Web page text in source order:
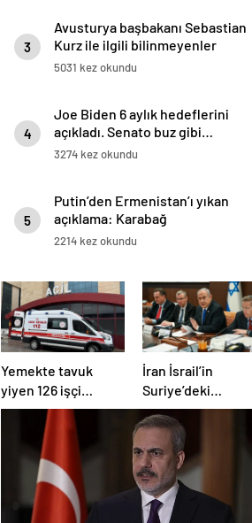
3
Avusturya başbakanı Sebastian
Kurz ile ilgili bilinmeyenler
5031 kez okundu
4
Joe Biden 6 aylık hedeflerini
açıkladı. Senato buz gibi…
3274 kez okundu
5
Putin’den Ermenistan’ı yıkan
açıklama: Karabağ
Azerbaycan’ın ayrılmaz bir
2214 kez okundu
Yemekte tavuk
yiyen 126 işçi
hastanelik oldu
İran İsrail’in
Suriye’deki
saldırılarını kınadı